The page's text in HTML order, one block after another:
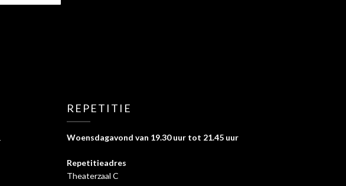
REPETITIE
Woensdagavond van 19.30 uur tot 21.45 uur
Repetitieadres
Theaterzaal C